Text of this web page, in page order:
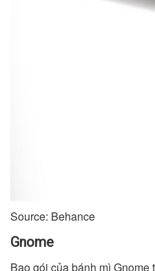
Source: Behance
Gnome
Bao gói của bánh mì Gnome